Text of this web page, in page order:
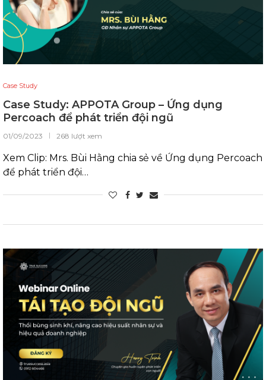
Case Study
Case Study: APPOTA Group – Ứng dụng
Percoach để phát triển đội ngũ
01/09/2023 268 lượt xem
Xem Clip: Mrs. Bùi Hằng chia sẻ về Ứng dụng Percoach
để phát triển đội…